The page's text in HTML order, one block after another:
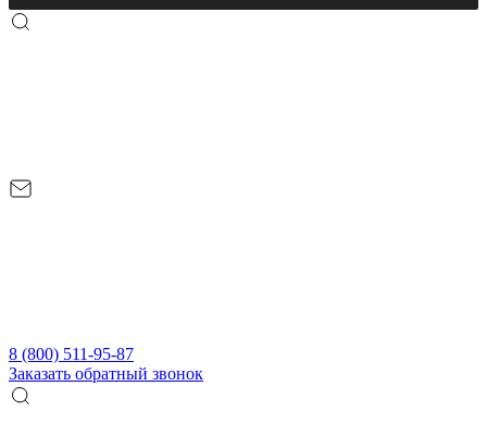
8 (800) 511-95-87
Заказать обратный звонок